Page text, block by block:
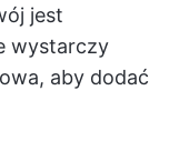
jest
wystarczy
aby dodać